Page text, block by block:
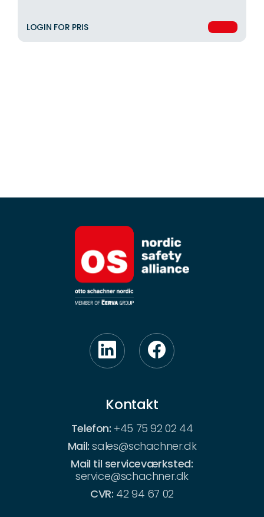
LOGIN FOR PRIS
Kontakt
Telefon: +45 75 92 02 44
Mail:sales@schachner.dk
Mail til serviceværksted:
service@schachner.dk
CVR: 42 94 67 02